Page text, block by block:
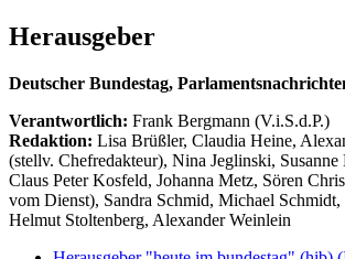
Herausgeber
Deutscher Bundestag,
Verantwortlich: Frank Bergmann (V.i.S.d.P.)
Redaktion: Lisa Brüßler, Claudia Heine,
(stellv. Chefredakteur), Nina Jeglinski,
Claus Peter Kosfeld, Johanna Metz, Sören
vom Dienst), Sandra Schmid, Michael Schmidt,
Helmut Stoltenberg, Alexander Weinlein